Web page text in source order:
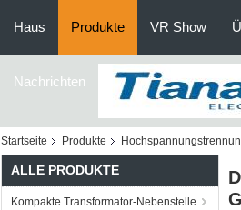
Haus Produkte VR Show
Nachrichten
Startseite Produkte
ALLE PRODUKTE
Kompakte Transformator-Nebenstelle